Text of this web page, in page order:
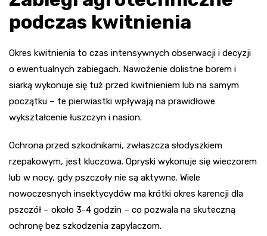
podczas kwitnienia
Okres kwitnienia to czas intensywnych obserwacji i decyzji
o ewentualnych zabiegach. Nawożenie dolistne borem i
siarką wykonuje się tuż przed kwitnieniem lub na samym
początku – te pierwiastki wpływają na prawidłowe
wykształcenie łuszczyn i nasion.
Ochrona przed szkodnikami, zwłaszcza słodyszkiem
rzepakowym, jest kluczowa. Opryski wykonuje się wieczorem
lub w nocy, gdy pszczoły nie są aktywne. Wiele
nowoczesnych insektycydów ma krótki okres karencji dla
pszczół – około 3-4 godzin – co pozwala na skuteczną
ochronę bez szkodzenia zapylaczom.